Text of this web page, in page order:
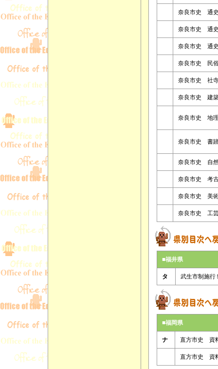
奈良市史 通
奈良市史 通
奈良市史 通
奈良市史 民
奈良市史 社
奈良市史 建
奈良市史 地
奈良市史 書
奈良市史 自
奈良市史 考
奈良市史 美
奈良市史 工
■福井県
タ 武生市制施行
■福岡県
ナ 直方市史 資
直方市史 資